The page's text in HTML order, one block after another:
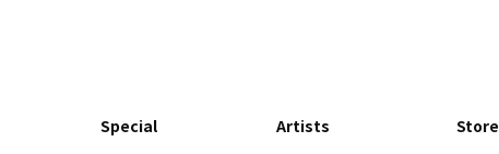
Special Artists Store